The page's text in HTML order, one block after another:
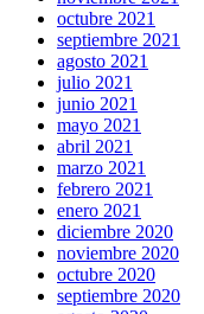
octubre 2021
septiembre 2021
agosto 2021
julio 2021
junio 2021
mayo 2021
abril 2021
marzo 2021
febrero 2021
enero 2021
diciembre 2020
noviembre 2020
octubre 2020
septiembre 2020